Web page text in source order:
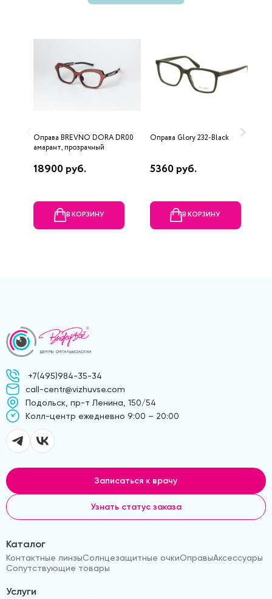
Оправа BREVNO DORA DR00
амарант, прозрачный
18900 руб.
В КОРЗИНУ
Оправа Glory 232-Black
5360 руб.
В КОРЗИНУ
+7(495)984-35-34
call-centr@vizhuvse.com
Подольск, пр-т Ленина, 150/54
Kолл-центр ежедневно 9:00 – 20:00
Записаться к врачу
Узнать статус заказа
Каталог
Контактные линзыСолнцезащитные очкиОправыАксессуары
Сопутствующие товары
Услуги